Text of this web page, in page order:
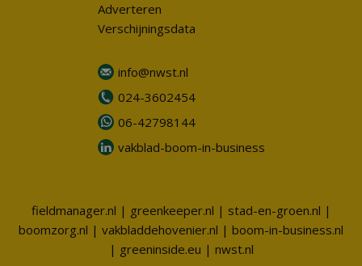
Adverteren
Verschijningsdata
info@nwst.nl
024-3602454
06-42798144
vakblad-boom-in-business
fieldmanager.nl | greenkeeper.nl | stad-en-groen.nl |
boomzorg.nl | vakbladdehovenier.nl | boom-in-business.nl
| greeninside.eu | nwst.nl